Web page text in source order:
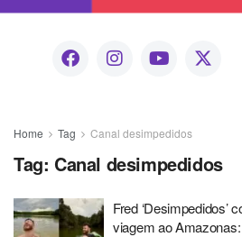
Home Tag Canal desimpedidos
Tag: Canal desimpedidos
Fred ‘Desimpedidos’
viagem ao Amazonas: